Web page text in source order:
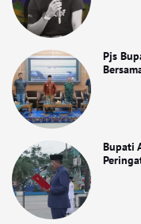
Pjs
Bupati